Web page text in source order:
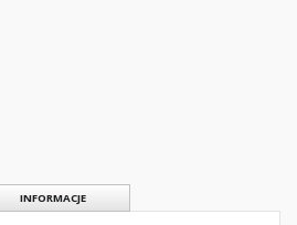
INFORMACJE